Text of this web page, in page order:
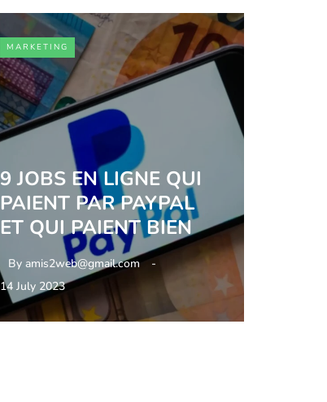
MARKETING
9 JOBS EN LIGNE QUI
PAIENT PAR PAYPAL
ET QUI PAIENT BIEN
By amis2web@gmail.com
14 July 2023